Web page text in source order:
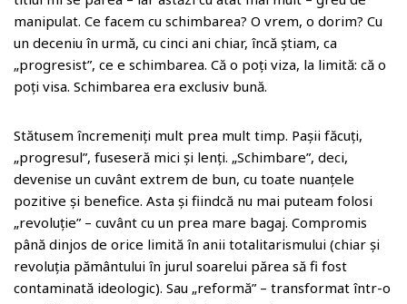
p
p
o
o
k
n Cl
a
ss
r
o
o
m
d ă
manipulat. Ce facem cu schimbarea? O vrem, o dorim? Cu
un deceniu în urmă, cu cinci ani chiar, încă știam, ca
„progresist”, ce e schimbarea. Că o poți viza, la limită: că o
poți visa. Schimbarea era exclusiv bună.
Stătusem încremeniți mult prea mult timp. Pașii făcuți,
„progresul”, fuseseră mici și lenți. „Schimbare”, deci,
devenise un cuvânt extrem de bun, cu toate nuanțele
pozitive și benefice. Asta și fiindcă nu mai puteam folosi
„revoluție” – cuvânt cu un prea mare bagaj. Compromis
până dinjos de orice limită în anii totalitarismului (chiar și
revoluția pământului în jurul soarelui părea să fi fost
contaminată ideologic). Sau „reformă” – transformat într-o